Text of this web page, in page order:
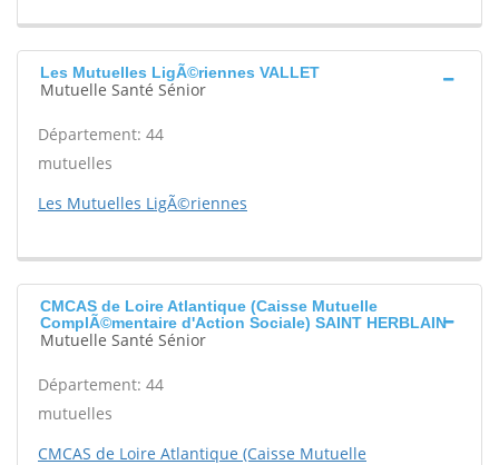
Les Mutuelles LigÃ©riennes VALLET
Mutuelle Santé Sénior
Département: 44
mutuelles
Les Mutuelles LigÃ©riennes
CMCAS de Loire Atlantique (Caisse Mutuelle
ComplÃ©mentaire d'Action Sociale) SAINT HERBLAIN
Mutuelle Santé Sénior
Département: 44
mutuelles
CMCAS de Loire Atlantique (Caisse Mutuelle